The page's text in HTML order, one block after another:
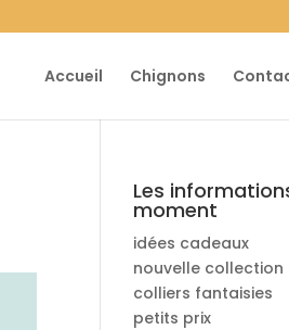
Accueil Chignons
Les
moment
idées cadeaux
nouvelle collection
colliers fantaisies
petits prix